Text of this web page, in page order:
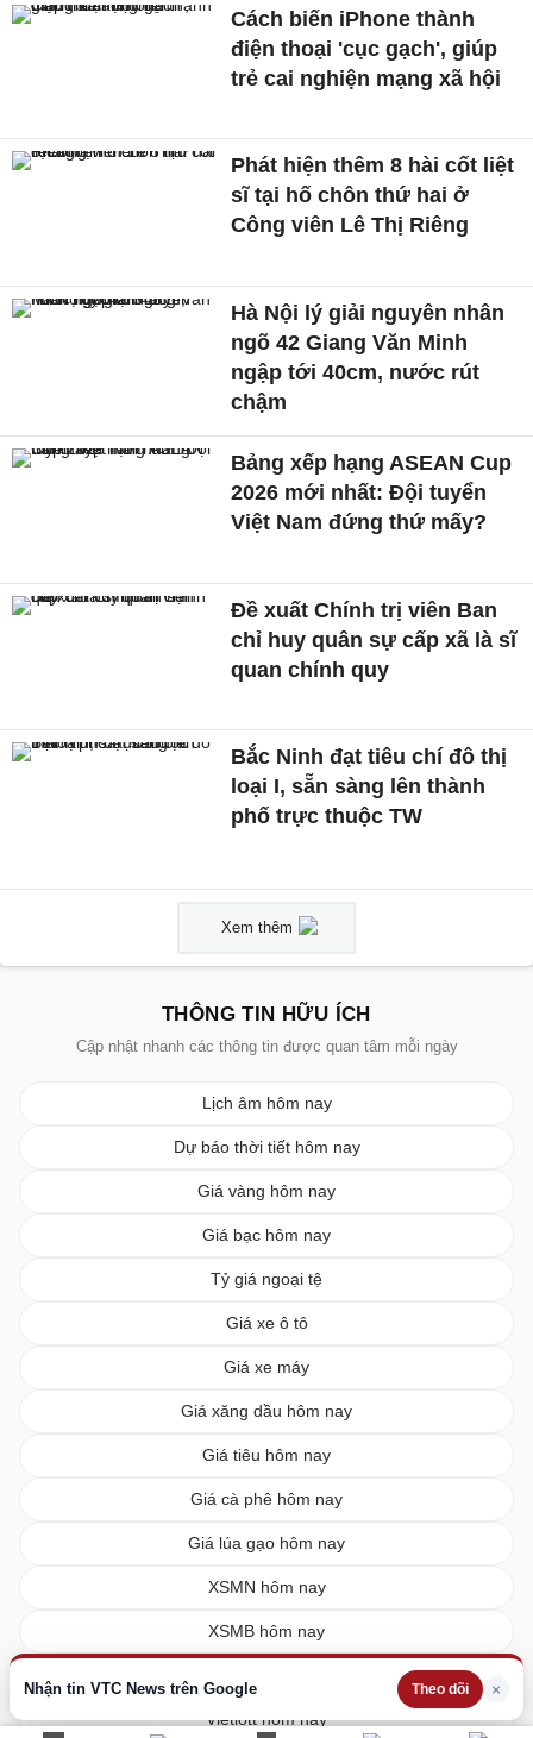
Nhận tin VTC News trên Google Theo dõi ×
Cách biến iPhone thành
điện thoại 'cục gạch', giúp
trẻ cai nghiện mạng xã hội
Phát hiện thêm 8 hài cốt liệt
sĩ tại hố chôn thứ hai ở
Công viên Lê Thị Riêng
Hà Nội lý giải nguyên nhân
ngõ 42 Giang Văn Minh
ngập tới 40cm, nước rút
chậm
Bảng xếp hạng ASEAN Cup
2026 mới nhất: Đội tuyển
Việt Nam đứng thứ mấy?
Đề xuất Chính trị viên Ban
chỉ huy quân sự cấp xã là sĩ
quan chính quy
Bắc Ninh đạt tiêu chí đô thị
loại I, sẵn sàng lên thành
phố trực thuộc TW
Xem thêm
THÔNG TIN HỮU ÍCH
Cập nhật nhanh các thông tin được quan tâm mỗi ngày
Lịch âm hôm nay
Dự báo thời tiết hôm nay
Giá vàng hôm nay
Giá bạc hôm nay
Tỷ giá ngoại tệ
Giá xe ô tô
Giá xe máy
Giá xăng dầu hôm nay
Giá tiêu hôm nay
Giá cà phê hôm nay
Giá lúa gạo hôm nay
XSMN hôm nay
XSMB hôm nay
Vietlott hôm nay